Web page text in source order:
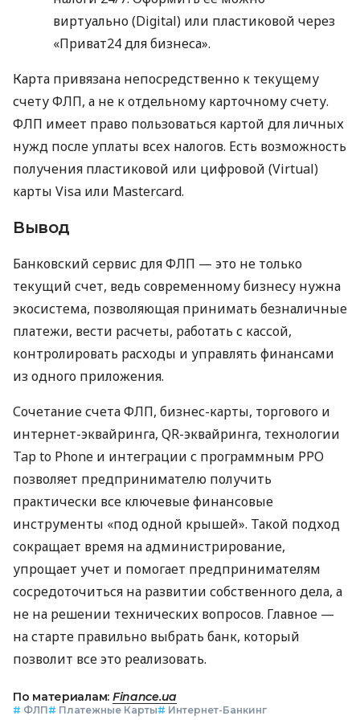
виртуально (Digital) или пластиковой через
«Приват24 для бизнеса».
Карта привязана непосредственно к текущему
счету ФЛП, а не к отдельному карточному счету.
ФЛП имеет право пользоваться картой для личных
нужд после уплаты всех налогов. Есть возможность
получения пластиковой или цифровой (Virtual)
карты Visa или Mastercard.
Вывод
Банковский сервис для ФЛП — это не только
текущий счет, ведь современному бизнесу нужна
экосистема, позволяющая принимать безналичные
платежи, вести расчеты, работать с кассой,
контролировать расходы и управлять финансами
из одного приложения.
Сочетание счета ФЛП, бизнес-карты, торгового и
интернет-эквайринга, QR-эквайринга, технологии
Tap to Phone и интеграции с программным РРО
позволяет предпринимателю получить
практически все ключевые финансовые
инструменты «под одной крышей». Такой подход
сокращает время на администрирование,
упрощает учет и помогает предпринимателям
сосредоточиться на развитии собственного дела, а
не на решении технических вопросов. Главное —
на старте правильно выбрать банк, который
позволит все это реализовать.
По материалам: Finance.ua
# ФЛП# Платежные Карты# Интернет-Банкинг